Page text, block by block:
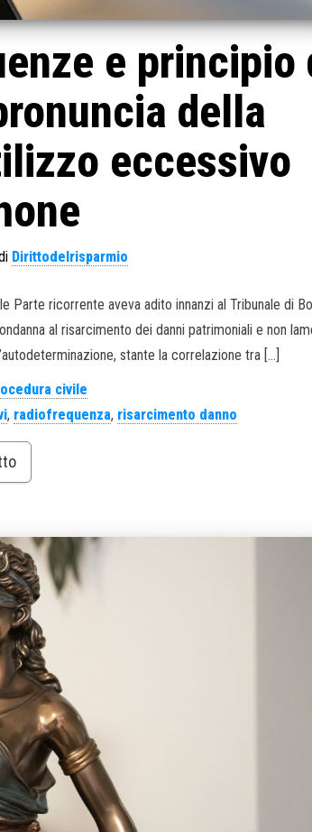
e principio
della
eccessivo
Dirittodelrisparmio
Parte ricorrente aveva adito innanzi al Tribunale di
al risarcimento dei danni patrimoniali e non
stante la correlazione tra […]
civile
, radiofrequenza, risarcimento danno